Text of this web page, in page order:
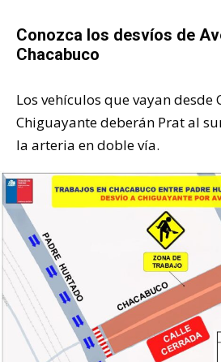
Conozca los desvíos de
Chacabuco
Los vehículos que vayan desde
Chiguayante deberán Prat al
la arteria en doble vía.